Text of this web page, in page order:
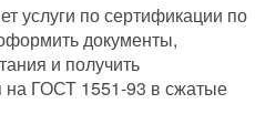
услуги по сертификации по
документы,
и получить
на ГОСТ 1551-93 в сжатые